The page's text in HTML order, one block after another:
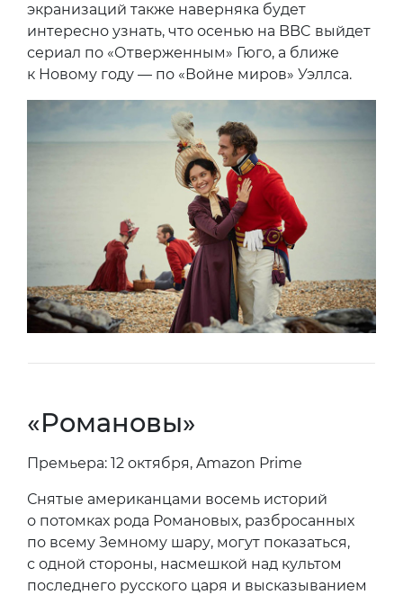
экранизаций также наверняка будет
интересно узнать, что осенью на BBC выйдет
сериал по «Отверженным» Гюго, а ближе
к Новому году — по «Войне миров» Уэллса.
«Романовы»
Премьера: 12 октября, Amazon Prime
Снятые американцами восемь историй
о потомках рода Романовых, разбросанных
по всему Земному шару, могут показаться,
с одной стороны, насмешкой над культом
последнего русского царя и высказыванием